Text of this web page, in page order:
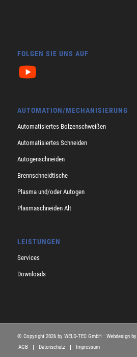
FOLGEN SIE UNS AUF
AUTOMATION/MECHANISIERUNG
Automatisiertes Bolzenschweißen
Automatisiertes Schneiden
Autogenschneiden
Brennschneidtische
Plasma und/oder Autogen
Plasmaschneiden Alt
LEISTUNGEN
Services
Downloads
© Copyright 2026 by WELD-TEC GmbH · Webdesign by
AGB
Datenschutz Impressum